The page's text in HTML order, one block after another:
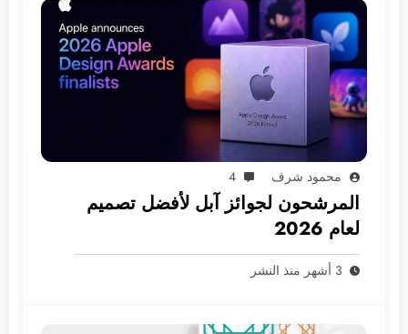
محمود شرف 4
المرشحون لجوائز آبل لأفضل تصميم
لعام 2026
3 أشهر منذ النشر